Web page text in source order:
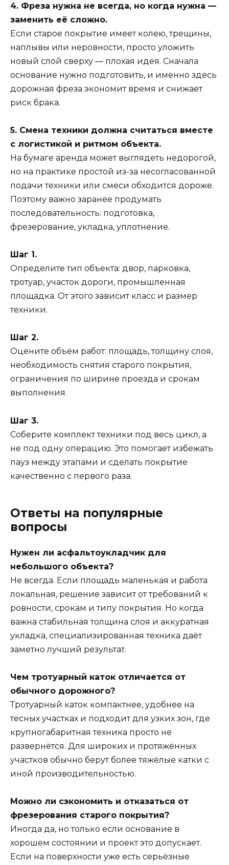
4. Фреза нужна не всегда, но когда нужна —
заменить её сложно.
Если старое покрытие имеет колею, трещины,
наплывы или неровности, просто уложить
новый слой сверху — плохая идея. Сначала
основание нужно подготовить, и именно здесь
дорожная фреза экономит время и снижает
риск брака.
5. Смена техники должна считаться вместе
с логистикой и ритмом объекта.
На бумаге аренда может выглядеть недорогой,
но на практике простой из-за несогласованной
подачи техники или смеси обходится дороже.
Поэтому важно заранее продумать
последовательность: подготовка,
фрезерование, укладка, уплотнение.
Шаг 1.
Определите тип объекта: двор, парковка,
тротуар, участок дороги, промышленная
площадка. От этого зависит класс и размер
техники.
Шаг 2.
Оцените объём работ: площадь, толщину слоя,
необходимость снятия старого покрытия,
ограничения по ширине проезда и срокам
выполнения.
Шаг 3.
Соберите комплект техники под весь цикл, а
не под одну операцию. Это помогает избежать
пауз между этапами и сделать покрытие
качественно с первого раза.
Ответы на популярные
вопросы
Нужен ли асфальтоукладчик для
небольшого объекта?
Не всегда. Если площадь маленькая и работа
локальная, решение зависит от требований к
ровности, срокам и типу покрытия. Но когда
важна стабильная толщина слоя и аккуратная
укладка, специализированная техника даёт
заметно лучший результат.
Чем тротуарный каток отличается от
обычного дорожного?
Тротуарный каток компактнее, удобнее на
тесных участках и подходит для узких зон, где
крупногабаритная техника просто не
развернётся. Для широких и протяжённых
участков обычно берут более тяжёлые катки с
иной производительностью.
Можно ли сэкономить и отказаться от
фрезерования старого покрытия?
Иногда да, но только если основание в
хорошем состоянии и проект это допускает.
Если на поверхности уже есть серьёзные